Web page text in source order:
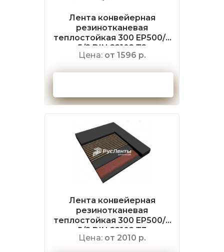
Лента конвейерная
резинотканевая
теплостойкая 300 EP500/4
5/2 DIN 22102 Т2
Цена: от 1596 р.
Лента конвейерная
резинотканевая
теплостойкая 300 EP500/4
5/2 DIN 22102 Т3
Цена: от 2010 р.